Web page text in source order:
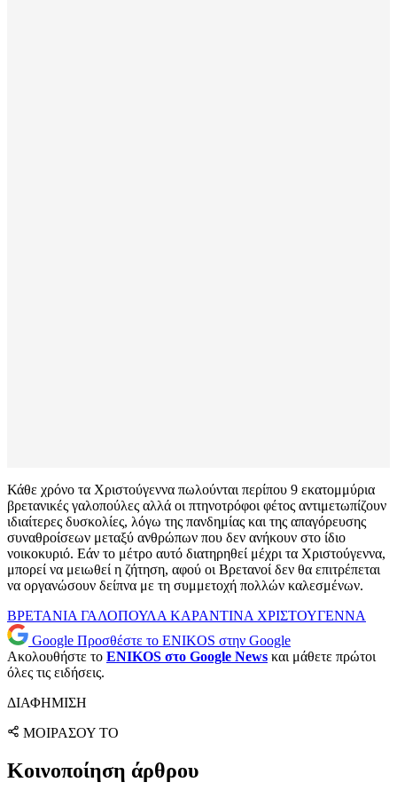
Κάθε χρόνο τα Χριστούγεννα πωλούνται περίπου 9 εκατομμύρια
βρετανικές γαλοπούλες αλλά οι πτηνοτρόφοι φέτος αντιμετωπίζουν
ιδιαίτερες δυσκολίες, λόγω της πανδημίας και της απαγόρευσης
συναθροίσεων μεταξύ ανθρώπων που δεν ανήκουν στο ίδιο
νοικοκυριό. Εάν το μέτρο αυτό διατηρηθεί μέχρι τα Χριστούγεννα,
μπορεί να μειωθεί η ζήτηση, αφού οι Βρετανοί δεν θα επιτρέπεται
να οργανώσουν δείπνα με τη συμμετοχή πολλών καλεσμένων.
ΒΡΕΤΑΝΙΑ ΓΑΛΟΠΟΥΛΑ ΚΑΡΑΝΤΙΝΑ ΧΡΙΣΤΟΥΓΕΝΝΑ
Google Προσθέστε το ENIKOS στην Google
Ακολουθήστε το ENIKOS στο Google News και μάθετε πρώτοι
όλες τις ειδήσεις.
ΔΙΑΦΗΜΙΣΗ
ΜΟΙΡΑΣΟΥ ΤΟ
Κοινοποίηση άρθρου